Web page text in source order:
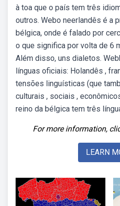
à toa que o país tem três
outros. Webo neerlandês é a
bélgica, onde é falado por
o que significa por volta de 6
Além disso, uns dialetos.
línguas oficiais: Holandês ,
tensões linguísticas (que
culturais , sociais ,
reino da bélgica tem três
For more information,
LEARN